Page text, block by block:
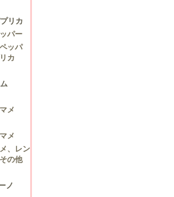
リカ
パー
ッパ
カ
メ
メ
、レン
の他
ノ